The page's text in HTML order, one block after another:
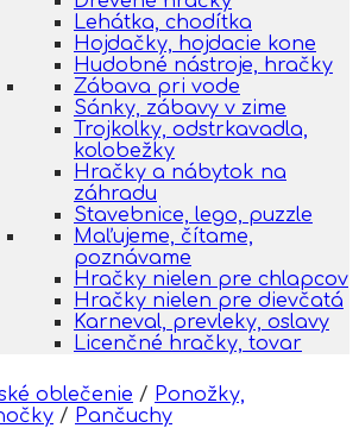
Lehátka, chodítka
Hojdačky, hojdacie kone
Hudobné nástroje, hračky
Zábava pri vode
Sánky, zábavy v zime
Trojkolky, odstrkavadla,
kolobežky
Hračky a nábytok na
záhradu
Stavebnice, lego, puzzle
Maľujeme, čítame,
poznávame
Hračky nielen pre chlapcov
Hračky nielen pre dievčatá
Karneval, prevleky, oslavy
Licenčné hračky, tovar
oblečenie / Ponožky,
/ Pančuchy